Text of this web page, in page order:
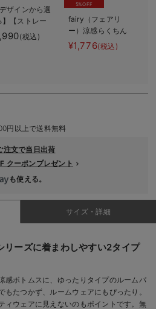
デザインから選
】【ストレー
イド】らく
綿混ストレッ
(税込)
5%OFF
fairy（フェアリ
ー）涼感らくちん
ハーフパンツ マ
タニティ・産後
¥1,776(税込)
円以上で送料無料
文で当日出荷
クーポンプレゼント
も使える。
サイズ・詳細
リーズに着まわしやすい2タイプ
感ボトムスに、ゆったりタイプのルームパ
もたつかず、ルームウェアにもぴったり。
ィウェアに見えないのもポイントです。無